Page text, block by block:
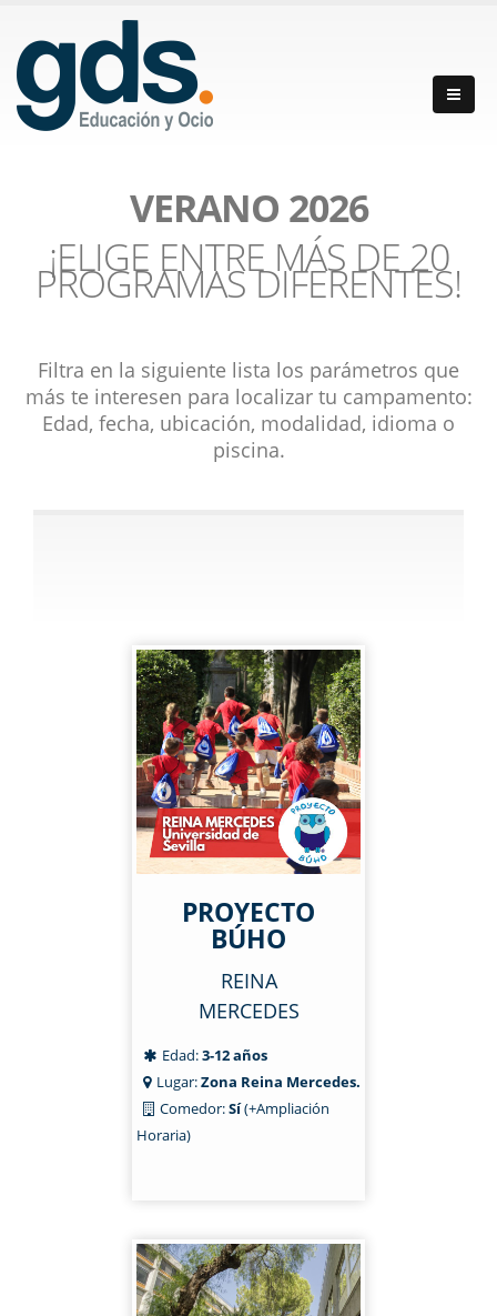
VERANO 2026
¡ELIGE ENTRE MÁS DE 20
PROGRAMAS DIFERENTES!
Filtra en la siguiente lista los parámetros que
más te interesen para localizar tu campamento:
Edad, fecha, ubicación, modalidad, idioma o
piscina.
PROYECTO
BÚHO
REINA
MERCEDES
Edad:3-12 años
Lugar:Zona Reina Mercedes.
Comedor:Sí(+Ampliación
Horaria)